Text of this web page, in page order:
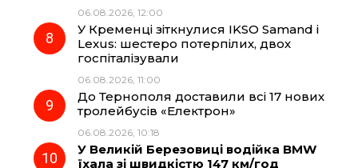
06.08.2026, 12:00
У Кременці зіткнулися IKSO Samand і
Lexus: шестеро потерпілих, двох
госпіталізували
06.08.2026, 11:00
До Тернополя доставили всі 17 нових
тролейбусів «Електрон»
06.08.2026, 10:18
У Великій Березовиці водійка BMW
їхала зі швидкістю 147 км/год